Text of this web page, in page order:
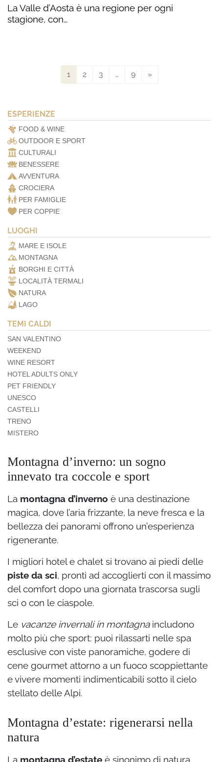
La Valle d’Aosta è una regione per ogni
stagione, con…
1 2 3 … 9 »
ESPERIENZE
FOOD & WINE
OUTDOOR E SPORT
CULTURALI
BENESSERE
AVVENTURA
CROCIERA
PER FAMIGLIE
PER COPPIE
LUOGHI
MARE E ISOLE
MONTAGNA
BORGHI E CITTÀ
LOCALITÀ TERMALI
NATURA
LAGO
TEMI CALDI
SAN VALENTINO
WEEKEND
WINE RESORT
HOTEL ADULTS ONLY
PET FRIENDLY
UNESCO
CASTELLI
TRENO
MISTERO
Montagna d’inverno: un sogno
innevato tra coccole e sport
La montagna d’inverno è una destinazione
magica, dove l’aria frizzante, la neve fresca e la
bellezza dei panorami offrono un’esperienza
rigenerante.
I migliori hotel e chalet si trovano ai piedi delle
piste da sci, pronti ad accoglierti con il massimo
del comfort dopo una giornata trascorsa sugli
sci o con le ciaspole.
Le vacanze invernali in montagnaincludono
molto più che sport: puoi rilassarti nelle spa
esclusive con viste panoramiche, godere di
cene gourmet attorno a un fuoco scoppiettante
e vivere momenti indimenticabili sotto il cielo
stellato delle Alpi.
Montagna d’estate: rigenerarsi nella
natura
La montagna d’estate è sinonimo di natura